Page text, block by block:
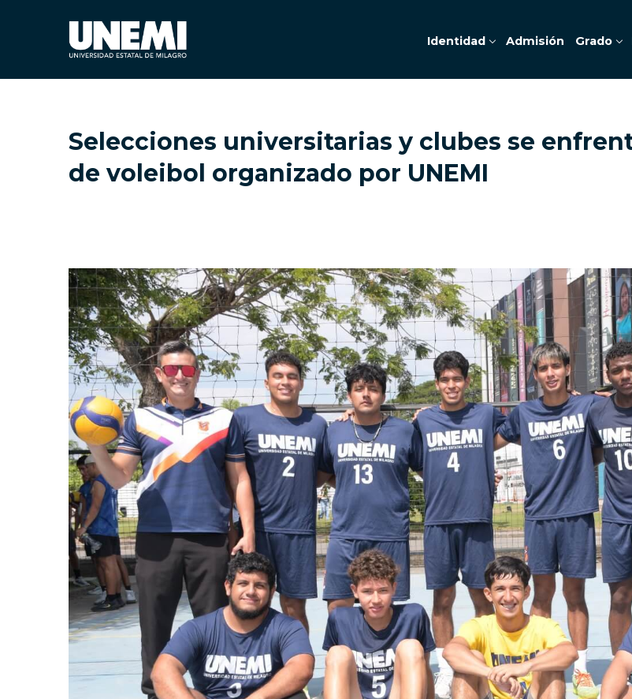
Identidad Admisión Grado
Selecciones universitarias y clubes se
de voleibol organizado por UNEMI